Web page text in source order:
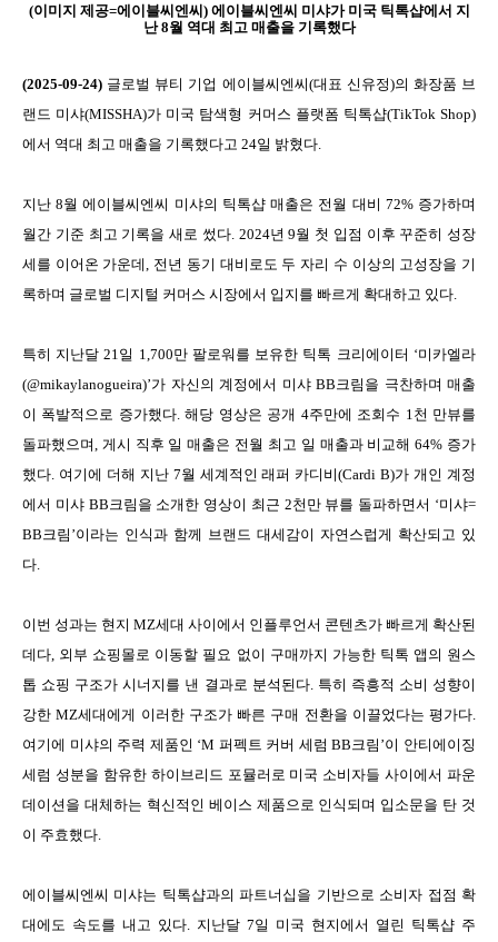
(이미지 제공=에이블씨엔씨) 에이블씨엔씨 미샤가 미국 틱톡샵에서 지
난 8월 역대 최고 매출을 기록했다
(2025-09-24) 글로벌 뷰티 기업 에이블씨엔씨(대표 신유정)의 화장품 브
랜드 미샤(MISSHA)가 미국 탐색형 커머스 플랫폼 틱톡샵(TikTok Shop)
에서 역대 최고 매출을 기록했다고 24일 밝혔다.
지난 8월 에이블씨엔씨 미샤의 틱톡샵 매출은 전월 대비 72% 증가하며
월간 기준 최고 기록을 새로 썼다. 2024년 9월 첫 입점 이후 꾸준히 성장
세를 이어온 가운데, 전년 동기 대비로도 두 자리 수 이상의 고성장을 기
록하며 글로벌 디지털 커머스 시장에서 입지를 빠르게 확대하고 있다.
특히 지난달 21일 1,700만 팔로워를 보유한 틱톡 크리에이터 ‘미카엘라
(@mikaylanogueira)’가 자신의 계정에서 미샤 BB크림을 극찬하며 매출
이 폭발적으로 증가했다. 해당 영상은 공개 4주만에 조회수 1천 만뷰를
돌파했으며, 게시 직후 일 매출은 전월 최고 일 매출과 비교해 64% 증가
했다. 여기에 더해 지난 7월 세계적인 래퍼 카디비(Cardi B)가 개인 계정
에서 미샤 BB크림을 소개한 영상이 최근 2천만 뷰를 돌파하면서 ‘미샤=
BB크림’이라는 인식과 함께 브랜드 대세감이 자연스럽게 확산되고 있
다.
이번 성과는 현지 MZ세대 사이에서 인플루언서 콘텐츠가 빠르게 확산된
데다, 외부 쇼핑몰로 이동할 필요 없이 구매까지 가능한 틱톡 앱의 원스
톱 쇼핑 구조가 시너지를 낸 결과로 분석된다. 특히 즉흥적 소비 성향이
강한 MZ세대에게 이러한 구조가 빠른 구매 전환을 이끌었다는 평가다.
여기에 미샤의 주력 제품인 ‘M 퍼펙트 커버 세럼 BB크림’이 안티에이징
세럼 성분을 함유한 하이브리드 포뮬러로 미국 소비자들 사이에서 파운
데이션을 대체하는 혁신적인 베이스 제품으로 인식되며 입소문을 탄 것
이 주효했다.
에이블씨엔씨 미샤는 틱톡샵과의 파트너십을 기반으로 소비자 접점 확
대에도 속도를 내고 있다. 지난달 7일 미국 현지에서 열린 틱톡샵 주